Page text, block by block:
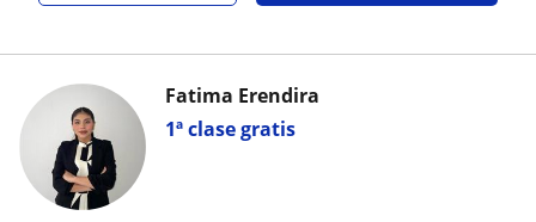
1ª clase gratis
Fatima Erendira